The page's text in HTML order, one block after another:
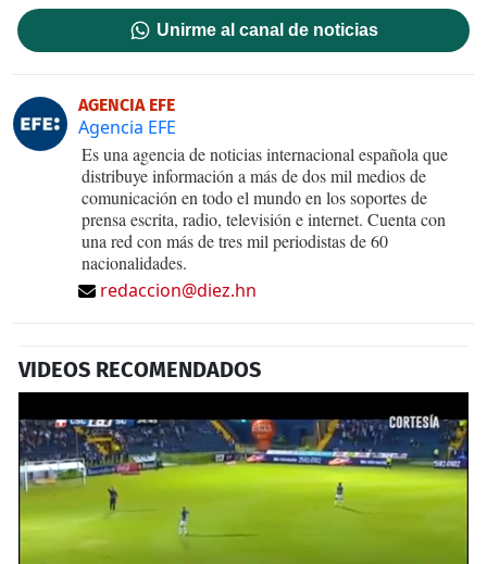
Unirme al canal de noticias
AGENCIA EFE
Agencia EFE
Es una agencia de noticias internacional española que
distribuye información a más de dos mil medios de
comunicación en todo el mundo en los soportes de
prensa escrita, radio, televisión e internet. Cuenta con
una red con más de tres mil periodistas de 60
nacionalidades.
redaccion@diez.hn
VIDEOS RECOMENDADOS